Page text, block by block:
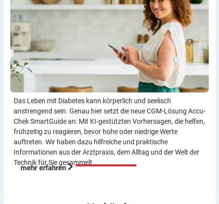
Das Leben mit Diabetes kann körperlich und seelisch
anstrengend sein. Genau hier setzt die neue CGM-Lösung Accu-
Chek SmartGuide an: Mit KI-gestützten Vorher­sagen, die helfen,
frühzeitig zu reagieren, bevor hohe oder niedrige Werte
auftreten. Wir haben dazu hilf­reiche und praktische
Informationen aus der Arzt­praxis, dem Alltag und der Welt der
Technik für Sie gesammelt.
mehr erfahren